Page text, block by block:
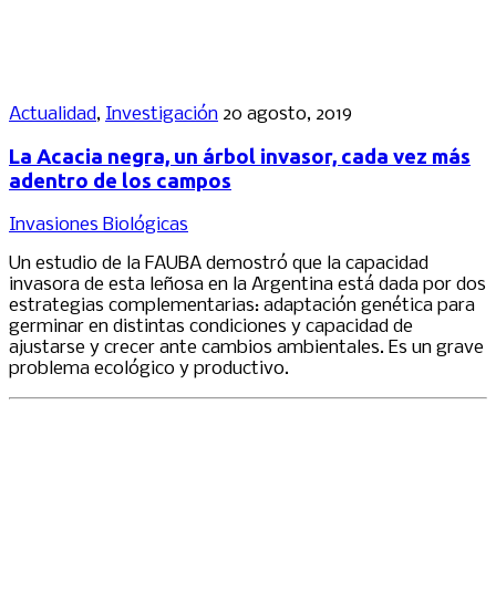
Actualidad, Investigación 20 agosto, 2019
La Acacia negra, un árbol invasor, cada vez más
adentro de los campos
Invasiones Biológicas
Un estudio de la FAUBA demostró que la capacidad
invasora de esta leñosa en la Argentina está dada por dos
estrategias complementarias: adaptación genética para
germinar en distintas condiciones y capacidad de
ajustarse y crecer ante cambios ambientales. Es un grave
problema ecológico y productivo.